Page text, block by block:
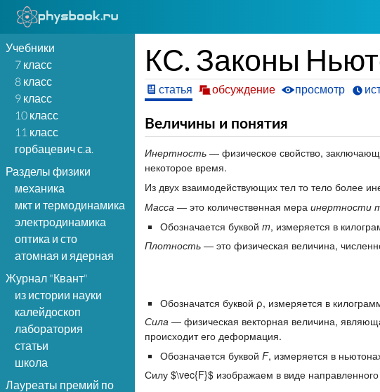
Учебники
7 класс
8 класс
9 класс
10 класс
11 класс
горбацевич с.а.
Разделы физики
механика
мкт и термодинамика
электродинамика
оптика и сто
атомная и ядерная
Журнал "Квант"
из истории науки
калейдоскоп
лаборатория
статьи
школа
Лауреаты премий по
КС. Законы
статья обсуждение просмотр
Величины и понятия
Инертность — физическое свойство,
некоторое время.
Из двух взаимодействующих тел то тело более
Масса — это количественная мера инертности
Обозначается буквойm, измеряется в
Плотность — это физическая величина,
Обозначатся буквой ρ, измеряется в
Сила — физическая векторная величина,
происходит его деформация.
Обозначается буквойF, измеряется в
Силу $\vec{F}$ изображаем в виде